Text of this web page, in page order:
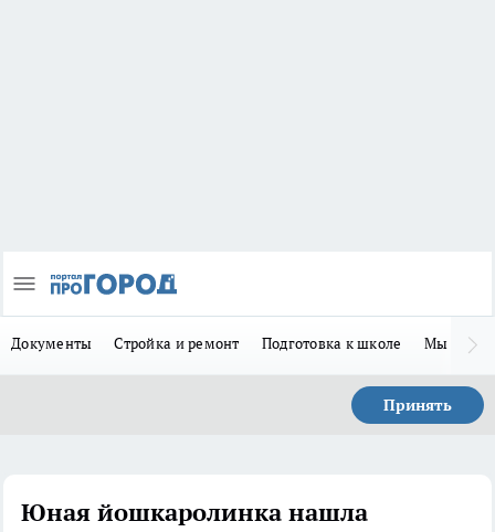
Документы Стройка и ремонт Подготовка к школе Мы в MAX
Принять
Юная йошкаролинка нашла